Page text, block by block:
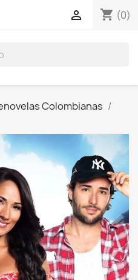
shopping_cart (0)

Colombianas